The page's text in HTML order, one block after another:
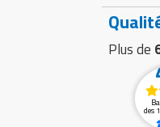
Plus de
des